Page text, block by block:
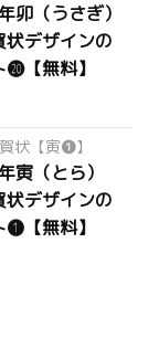
卯（うさぎ）
状デザインの
⓴【無料】
寅（とら）
状デザインの
❶【無料】